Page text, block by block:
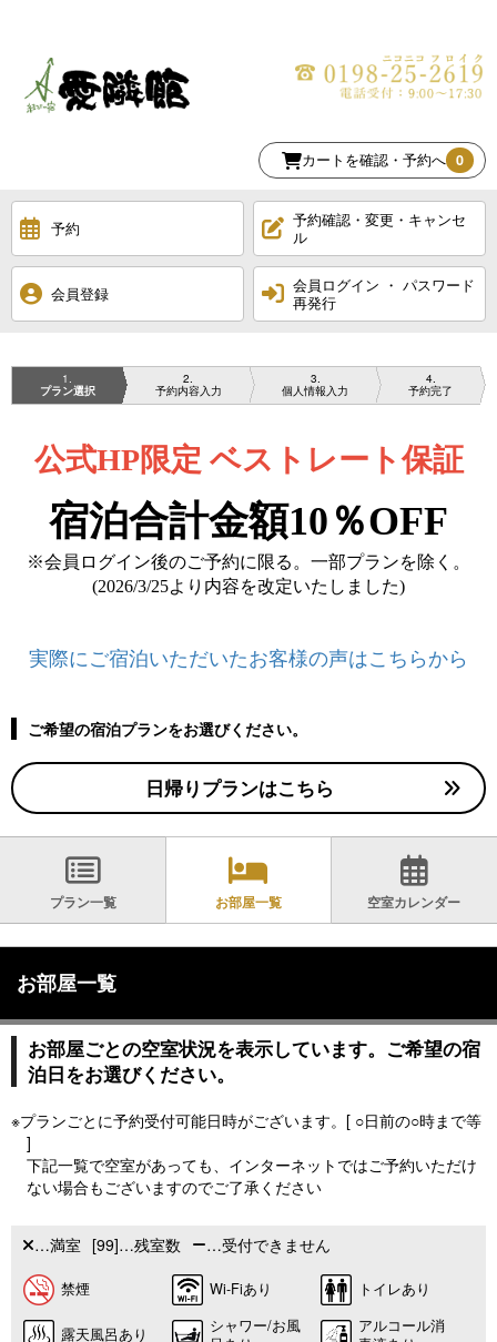
カートを確認・予約へ 0
予約
予約確認・変更・キャンセ
ル
会員登録
会員ログイン ・ パスワード
再発行
1
プラン選択
2
予約内容入力
3
個人情報入力
4
予約完了
公式HP限定 ベストレート保証
宿泊合計金額10％OFF
※会員ログイン後のご予約に限る。一部プランを除く。
(2026/3/25より内容を改定いたしました)
実際にご宿泊いただいたお客様の声はこちらから
ご希望の宿泊プランをお選びください。
日帰りプランはこちら
プラン一覧 お部屋一覧 空室カレンダー
お部屋一覧
お部屋ごとの空室状況を表示しています。ご希望の宿
泊日をお選びください。
※プランごとに予約受付可能日時がございます。[ ○日前の○時まで等
]
下記一覧で空室があっても、インターネットではご予約いただけ
ない場合もございますのでご了承ください
…満室 [99]…残室数 …受付できません
禁煙 Wi-Fiあり トイレあり
露天風呂あり
シャワー/お風
アルコール消